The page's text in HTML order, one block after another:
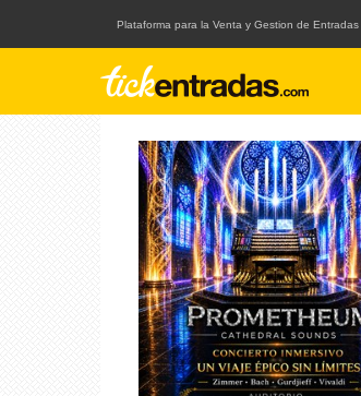
Plataforma para la Venta y Gestion de Entradas